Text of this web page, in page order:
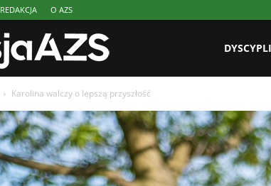
REDAKCJA O AZS
Karolina walczy o lepszą przyszłość